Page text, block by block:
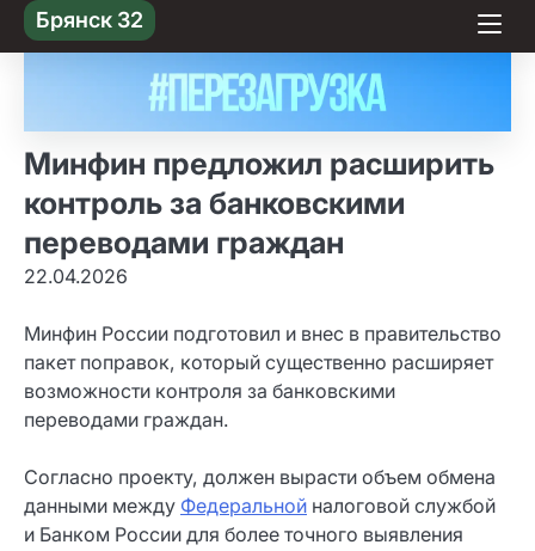
Skip
to content
Брянск 32
Минфин предложил расширить
контроль за банковскими
переводами граждан
22.04.2026
Минфин России подготовил и внес в правительство
пакет поправок, который существенно расширяет
возможности контроля за банковскими
переводами граждан.
Согласно проекту, должен вырасти объем обмена
данными между Федеральной налоговой службой
и Банком России для более точного выявления